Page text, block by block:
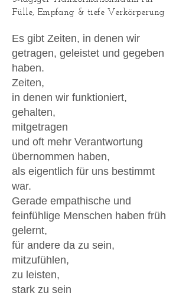
Fülle, Empfang & tiefe Verkörperung
Es gibt Zeiten, in denen wir
getragen, geleistet und gegeben
haben.
Zeiten,
in denen wir funktioniert,
gehalten,
mitgetragen
und oft mehr Verantwortung
übernommen haben,
als eigentlich für uns bestimmt
war.
Gerade empathische und
feinfühlige Menschen haben früh
gelernt,
für andere da zu sein,
mitzufühlen,
zu leisten,
stark zu sein